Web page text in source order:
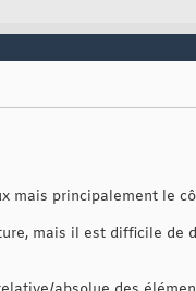
mais principalement le
mais il est difficile de